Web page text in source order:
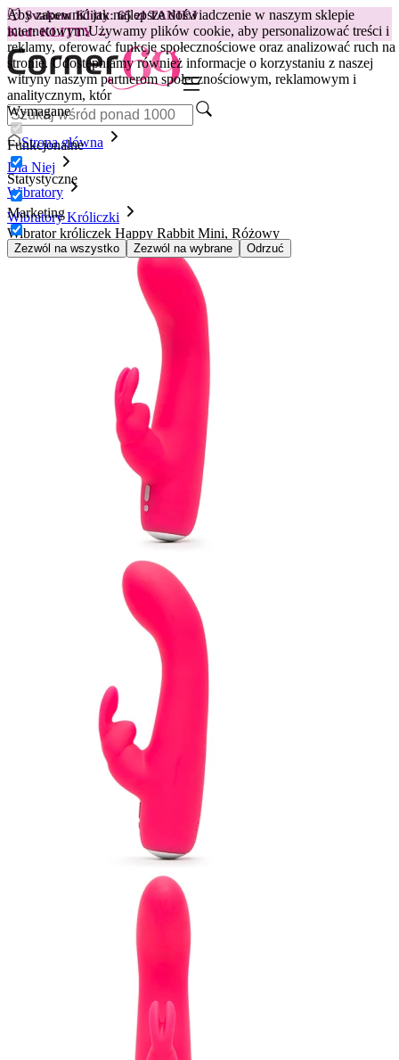
Aby zapewnić jak najlepsze doświadczenie w naszym sklepie
internetowym.Używamy plików cookie, aby personalizować treści i
reklamy, oferować funkcje społecznościowe oraz analizować ruch na
stronie. Udostępniamy również informacje o korzystaniu z naszej
witryny naszym partnerom społecznościowym, reklamowym i
analitycznym, któr
Wymagane
Funkcjonalne
Statystyczne
Marketing
Zezwól na wszystko Zezwól na wybrane Odrzuć
😽Svakom Klitty: 65 zł TANIEJ
Kod: KLITTY →
Strona główna
Dla Niej
Wibratory
Wibratory Króliczki
Wibrator króliczek Happy Rabbit Mini, Różowy